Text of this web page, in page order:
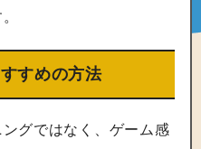
すめの方法
グではなく、ゲーム感